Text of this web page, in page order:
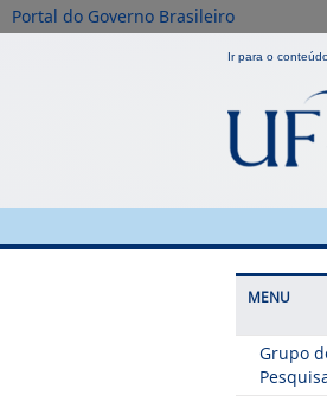
Portal do Governo Brasileiro
Ir para o
MENU
Grupo